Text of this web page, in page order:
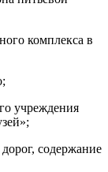
комплекса в
учреждения
содержание